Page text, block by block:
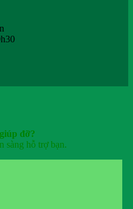
đỡ?
sàng hỗ trợ bạn.